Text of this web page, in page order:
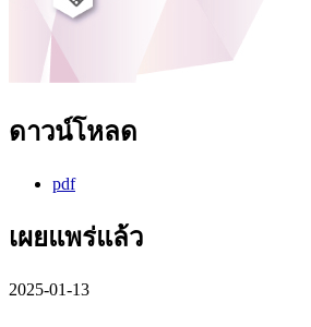
ดาวน์โหลด
pdf
เผยแพร่แล้ว
2025-01-13